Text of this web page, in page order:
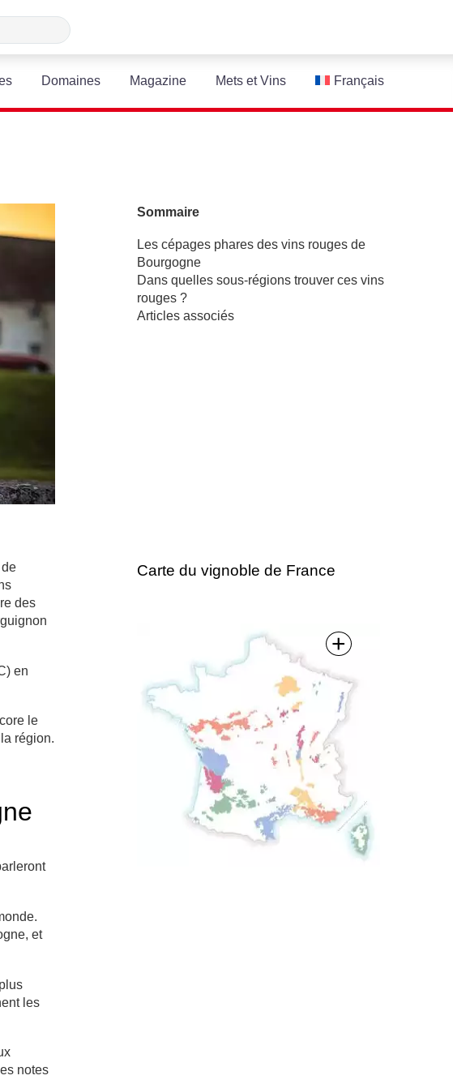
Domaines Magazine Mets et Vins Français
Sommaire
Les cépages phares des vins rouges de
Bourgogne
Dans quelles sous-régions trouver ces vins
rouges ?
Articles associés
des
en
le
région.
et
les
notes
Carte du vignoble de France
+